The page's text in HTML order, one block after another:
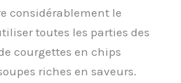
considérablement le
toutes les parties des
courgettes en chips
riches en saveurs.